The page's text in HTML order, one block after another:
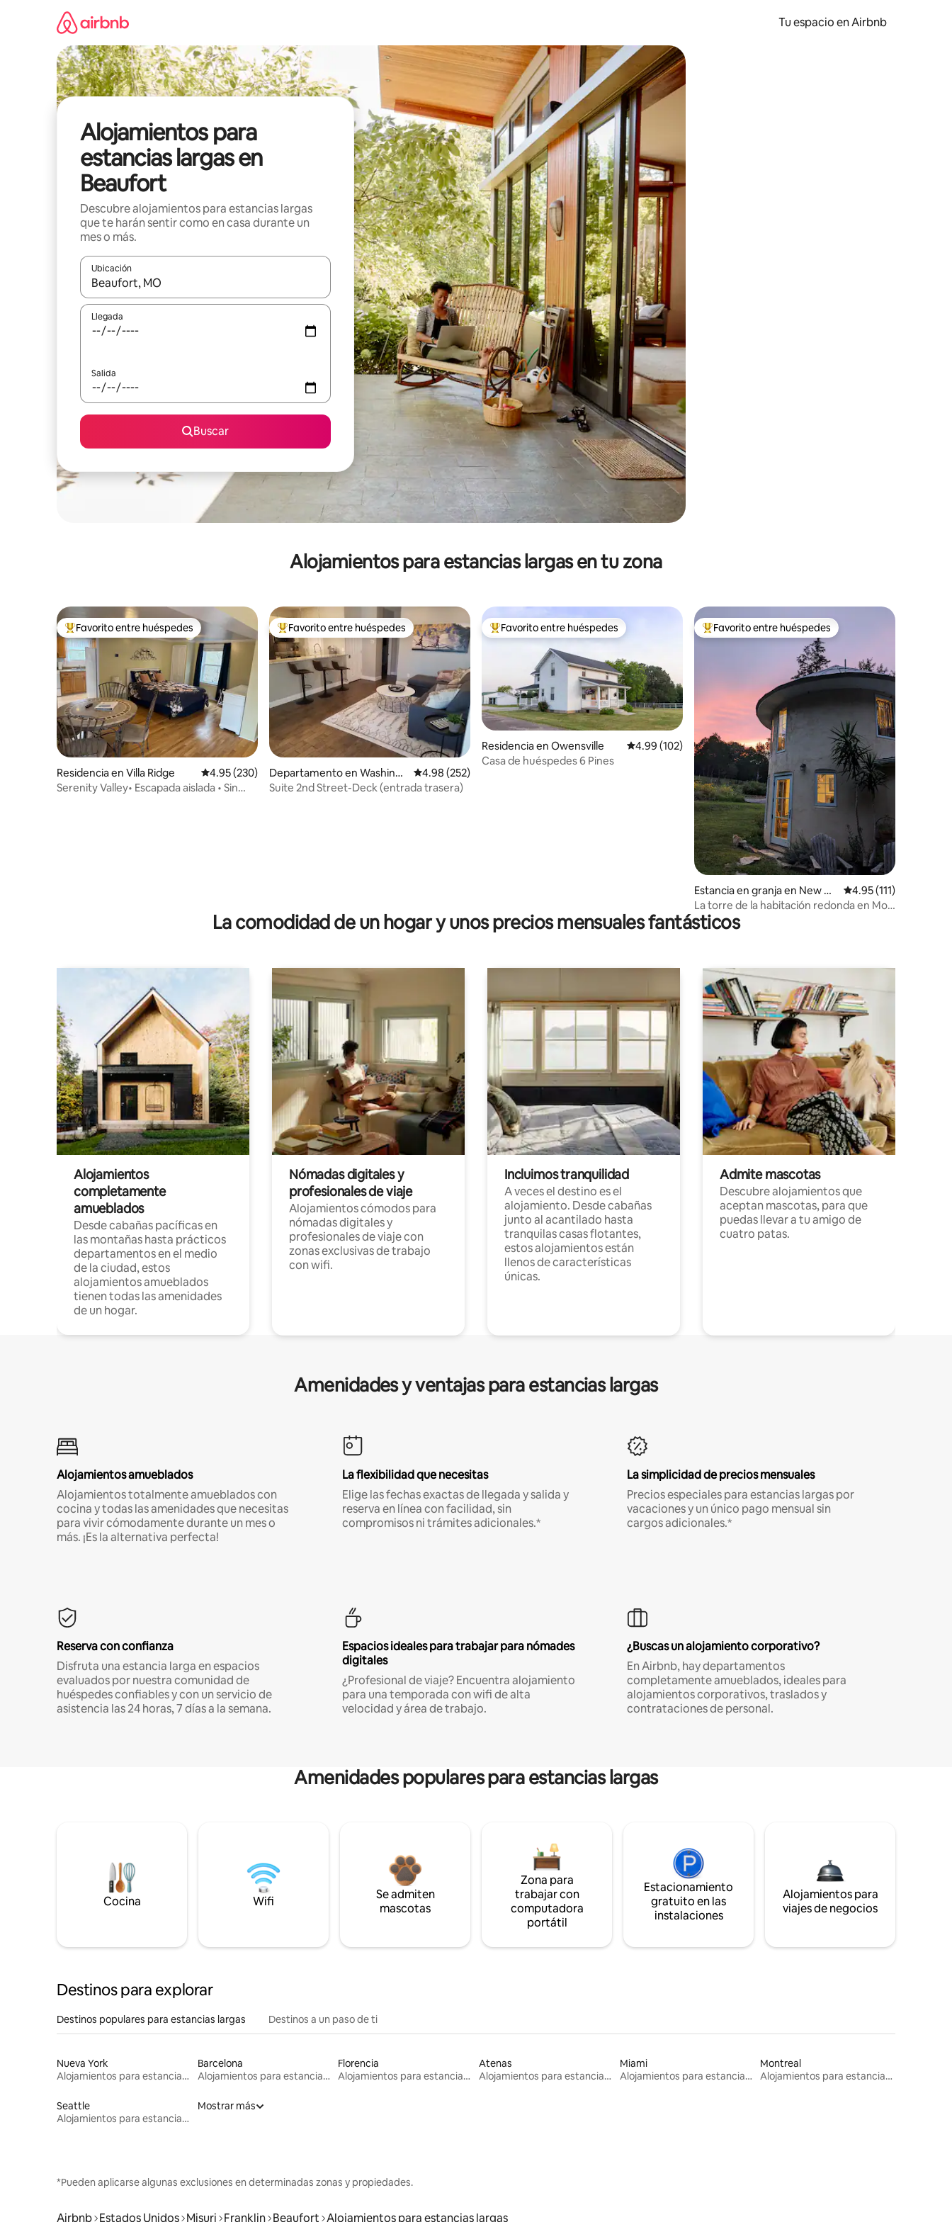
Tu espacio en Airbnb
Alojamientos para
estancias largas en
Beaufort
Descubre alojamientos para estancias largas
que te harán sentir como en casa durante un
mes o más.
Ubicación
Cuando los resultados estén disponibles, podrás navegar usando las teclas de las flechas hacia arriba y hacia abajo, o bien tocando y deslizando la pantalla.
Llegada
Salida
Buscar
Alojamientos para estancias largas en tu zona
De los mejores en Favorito entre huéspedes
Favorito entre huéspedes
Residencia en Villa Ridge Calificación promedio: 4.95 de 5; 230 evaluaciones
4.95 (230)
Serenity Valley• Escapada aislada • Sin
De los mejores en Favorito entre huéspedes
Favorito entre huéspedes
Departamento en Washingt
on
Calificación promedio: 4.98 de 5; 252 evaluaciones
4.98 (252)
Suite 2nd Street-Deck (entrada trasera)
De los mejores en Favorito entre huéspedes
Favorito entre huéspedes
Residencia en Owensville Calificación promedio: 4.99 de 5; 102 evaluaciones
4.99 (102)
Casa de huéspedes 6 Pines
De los mejores en Favorito entre huéspedes
Favorito entre huéspedes
Estancia en granja en New Ha
ven
Calificación promedio:
4.95 (111)
La torre de la habitación redonda en Moy
Mell Farm
La comodidad de un hogar y unos precios mensuales fantásticos
Alojamientos
completamente
amueblados
Desde cabañas pacíficas en
las montañas hasta prácticos
departamentos en el medio
de la ciudad, estos
alojamientos amueblados
tienen todas las amenidades
de un hogar.
Nómadas digitales y
profesionales de viaje
Alojamientos cómodos para
nómadas digitales y
profesionales de viaje con
zonas exclusivas de trabajo
con wifi.
Incluimos tranquilidad
A veces el destino es el
alojamiento. Desde cabañas
junto al acantilado hasta
tranquilas casas flotantes,
estos alojamientos están
llenos de características
únicas.
Admite mascotas
Descubre alojamientos que
aceptan mascotas, para que
puedas llevar a tu amigo de
cuatro patas.
Amenidades y ventajas para estancias largas
Alojamientos amueblados
Alojamientos totalmente amueblados con
cocina y todas las amenidades que necesitas
para vivir cómodamente durante un mes o
más. ¡Es la alternativa perfecta!
La flexibilidad que necesitas
Elige las fechas exactas de llegada y salida y
reserva en línea con facilidad, sin
compromisos ni trámites adicionales.*
La simplicidad de precios mensuales
Precios especiales para estancias largas por
vacaciones y un único pago mensual sin
cargos adicionales.*
Reserva con confianza
Disfruta una estancia larga en espacios
evaluados por nuestra comunidad de
huéspedes confiables y con un servicio de
asistencia las 24 horas, 7 días a la semana.
Espacios ideales para trabajar para nómades
digitales
¿Profesional de viaje? Encuentra alojamiento
para una temporada con wifi de alta
velocidad y área de trabajo.
¿Buscas un alojamiento corporativo?
En Airbnb, hay departamentos
completamente amueblados, ideales para
alojamientos corporativos, traslados y
contrataciones de personal.
Amenidades populares para estancias largas
Cocina Wifi
Se admiten
mascotas
Zona para
trabajar con
computadora
portátil
Estacionamiento
gratuito en las
instalaciones
Alojamientos para
viajes de negocios
Destinos para explorar
Destinos populares para estancias largas Destinos a un paso de ti
Nueva York
Alojamientos para estancias largas
Barcelona
Alojamientos para estancias largas
Florencia
Alojamientos para estancias largas
Atenas
Alojamientos para estancias largas
Miami
Alojamientos para estancias largas
Montreal
Alojamientos para estancias largas
Seattle
Alojamientos para estancias largas
Mostrar más
*Pueden aplicarse algunas exclusiones en determinadas zonas y propiedades.
Airbnb Estados Unidos Misuri Franklin Beaufort Alojamientos para estancias largas